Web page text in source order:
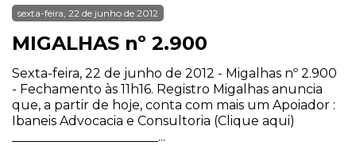
sexta-feira, 22 de junho de 2012
MIGALHAS nº 2.900
Sexta-feira, 22 de junho de 2012 - Migalhas nº 2.900
- Fechamento às 11h16. Registro Migalhas anuncia
que, a partir de hoje, conta com mais um Apoiador :
Ibaneis Advocacia e Consultoria (Clique aqui)
_______________________...